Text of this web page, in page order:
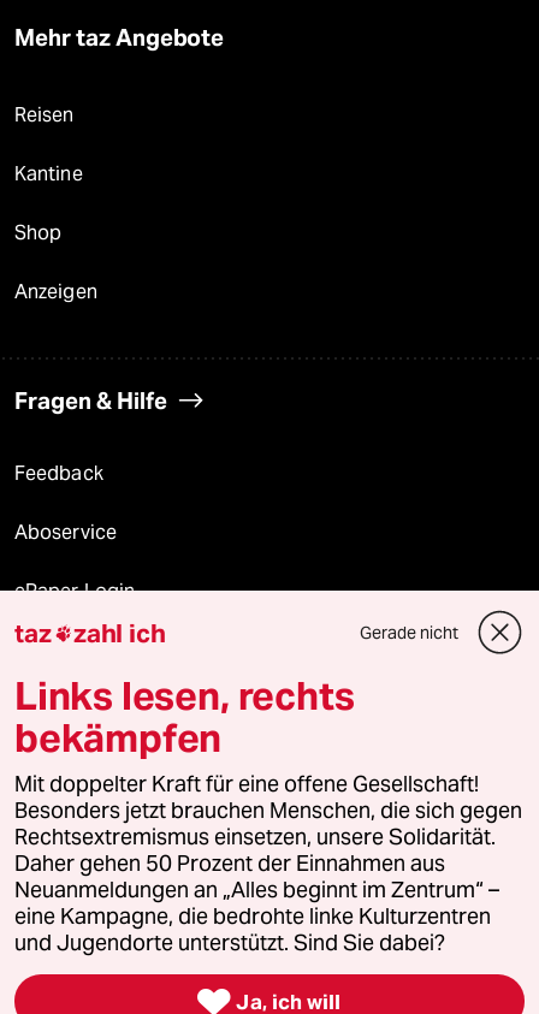
Mehr taz Angebote
Reisen
Kantine
Shop
Anzeigen
Fragen & Hilfe
Feedback
Aboservice
ePaper Login
Downloads für Abonnierende
© 2026 taz Verlags und Vertriebs GmbH
Alle Rechte vorbehalten. Bei rechtlichen Fragen oder für Genehmigungen
wenden Sie sich bitte an
lizenzen@taz.de
Feedback Redaktionsstatut Kommune-Richtlinien
Leitlinie Informant Datenschutz Impressum AGB
Seitenwende Einwilligungen widerrufen (Ads)
taz zahl ich Gerade nicht
Links lesen, rechts
bekämpfen
Mit doppelter Kraft für eine offene Gesellschaft!
Besonders jetzt brauchen Menschen, die sich gegen
Rechtsextremismus einsetzen, unsere Solidarität.
Daher gehen 50 Prozent der Einnahmen aus
Neuanmeldungen an „Alles beginnt im Zentrum“ –
eine Kampagne, die bedrohte linke Kulturzentren
und Jugendorte unterstützt. Sind Sie dabei?
 Ja, ich will